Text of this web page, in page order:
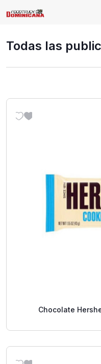
Todas las
Chocolate